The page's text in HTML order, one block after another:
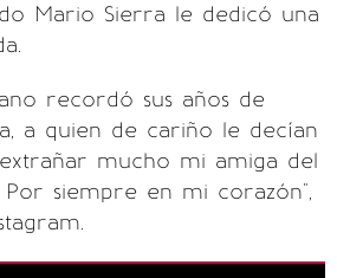
Mario Sierra le dedicó una
recordó sus años de
a quien de cariño le decían
mucho mi amiga del
Por siempre en mi corazón",